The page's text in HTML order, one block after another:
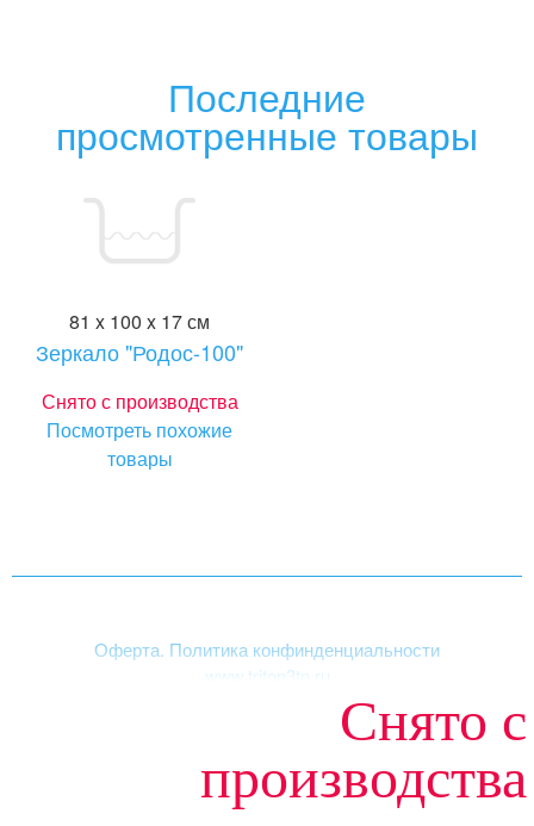
Снято с
производства
Последние
просмотренные товары
81 x 100 x 17 см
Зеркало "Родос-100"
Снято с производства
Посмотреть похожие
товары
Оферта. Политика конфинденциальности
www.triton3tn.ru
Акриловые ванны
«ТРИТОН», зарегистрированная торговая марка.